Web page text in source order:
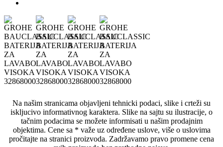
Na našim stranicama objavljeni tehnicki podaci, slike i crteži su
iskljucivo informativnog karaktera. Slike na sajtu su ilustracije, o
tačnim podacima se možete informisati u našim prodajnim
objektima. Cene sa * važe uz određene uslove, više o uslovima
pročitajte na stranici proizvoda. Zadržavamo pravo promene cena